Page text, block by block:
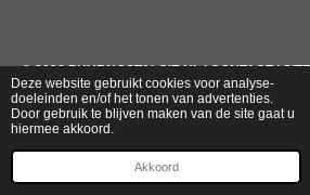
Deze website gebruikt cookies voor analyse-
doeleinden en/of het tonen van advertenties.
Door gebruik te blijven maken van de site gaat u
hiermee akkoord.
Akkoord
© 2026 PUURNOSTALGIE.NL|CONTACT|